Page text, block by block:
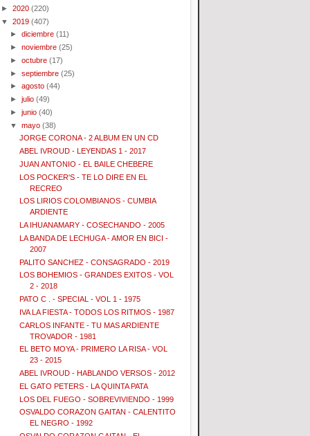
► 2020 (220)
▼ 2019 (407)
►diciembre (11)
►noviembre (25)
►octubre (17)
►septiembre (25)
►agosto (44)
►julio (49)
►junio (40)
▼mayo (38)
JORGE CORONA - 2 ALBUM EN UN CD
ABEL IVROUD - LEYENDAS 1 - 2017
JUAN ANTONIO - EL BAILE CHEBERE
LOS POCKER'S - TE LO DIRE EN EL
RECREO
LOS LIRIOS COLOMBIANOS - CUMBIA
ARDIENTE
LA IHUANAMARY - COSECHANDO - 2005
LA BANDA DE LECHUGA - AMOR EN BICI -
2007
PALITO SANCHEZ - CONSAGRADO - 2019
LOS BOHEMIOS - GRANDES EXITOS - VOL
2 - 2018
PATO C . - SPECIAL - VOL 1 - 1975
IVA LA FIESTA - TODOS LOS RITMOS - 1987
CARLOS INFANTE - TU MAS ARDIENTE
TROVADOR - 1981
EL BETO MOYA - PRIMERO LA RISA - VOL
23 - 2015
ABEL IVROUD - HABLANDO VERSOS - 2012
EL GATO PETERS - LA QUINTA PATA
LOS DEL FUEGO - SOBREVIVIENDO - 1999
OSVALDO CORAZON GAITAN - CALENTITO
EL NEGRO - 1992